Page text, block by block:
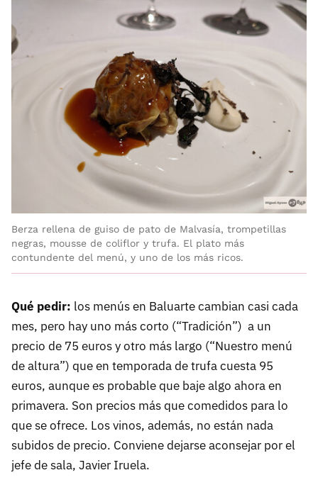
Berza rellena de guiso de pato de Malvasía, trompetillas
negras, mousse de coliflor y trufa. El plato más
contundente del menú, y uno de los más ricos.
Qué pedir: los menús en Baluarte cambian casi cada
mes, pero hay uno más corto (“Tradición”) a un
precio de 75 euros y otro más largo (“Nuestro menú
de altura”) que en temporada de trufa cuesta 95
euros, aunque es probable que baje algo ahora en
primavera. Son precios más que comedidos para lo
que se ofrece. Los vinos, además, no están nada
subidos de precio. Conviene dejarse aconsejar por el
jefe de sala, Javier Iruela.